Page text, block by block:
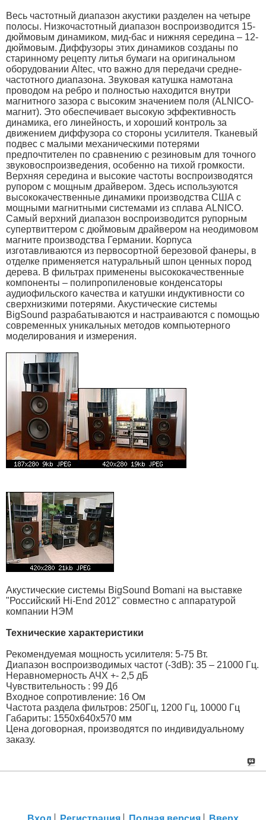
Весь частотный диапазон акустики разделен на четыре
полосы. Низкочастотный диапазон воспроизводится 15-
дюймовым динамиком, мид-бас и нижняя середина – 12-
дюймовым. Диффузоры этих динамиков созданы по
старинному рецепту литья бумаги на оригинальном
оборудовании Altec, что важно для передачи средне-
частотного диапазона. Звуковая катушка намотана
проводом на ребро и полностью находится внутри
магнитного зазора с высоким значением поля (ALNICO-
магнит). Это обеспечивает высокую эффективность
динамика, его линейность, и хороший контроль за
движением диффузора со стороны усилителя. Тканевый
подвес с малыми механическими потерями
предпочтителен по сравнению с резиновым для точного
звуковоспроизведения, особенно на тихой громкости.
Верхняя середина и высокие частоты воспроизводятся
рупором с мощным драйвером. Здесь используются
высококачественные динамики производства США с
мощными магнитными системами из сплава ALNICO.
Самый верхний диапазон воспроизводится рупорным
супертвиттером с дюймовым драйвером на неодимовом
магните производства Германии. Корпуса
изготавливаются из первосортной березовой фанеры, в
отделке применяется натуральный шпон ценных пород
дерева. В фильтрах применены высококачественные
компоненты – полипропиленовые конденсаторы
аудиофильского качества и катушки индуктивности со
сверхнизкими потерями. Акустические системы
BigSound разрабатываются и настраиваются с помощью
современных уникальных методов компьютерного
моделирования и измерения.
Акустические системы BigSound Bomani на выставке
"Российский Hi-End 2012" совместно с аппаратурой
компании НЭМ
Технические характеристики
Рекомендуемая мощность усилителя: 5-75 Вт.
Диапазон воспроизводимых частот (-3dB): 35 – 21000 Гц.
Неравномерность АЧХ +- 2,5 дБ
Чувствительность : 99 Дб
Входное сопротивление: 16 Ом
Частота раздела фильтров: 250Гц, 1200 Гц, 10000 Гц
Габариты: 1550х640х570 мм
Цена договорная, производятся по индивидуальному
заказу.